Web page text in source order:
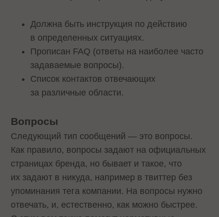
Должна быть инструкция по действию
в определенных ситуациях.
Прописан FAQ (ответы на наиболее часто
задаваемые вопросы).
Список контактов отвечающих
за различные области.
Вопросы
Следующий тип сообщений — это вопросы.
Как правило, вопросы задают на официальных
страницах бренда, но бывает и такое, что
их задают в никуда, например в твиттер без
упоминания тега компании. На вопросы нужно
отвечать, и, естественно, как можно быстрее.